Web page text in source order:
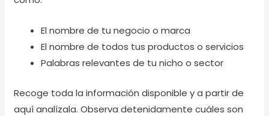
El nombre de tu negocio o marca
El nombre de todos tus productos o servicios
Palabras relevantes de tu nicho o sector
Recoge toda la información disponible y a partir de
aquí analízala. Observa detenidamente cuáles son